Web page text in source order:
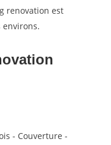
renovation est
environs.
- Couverture -